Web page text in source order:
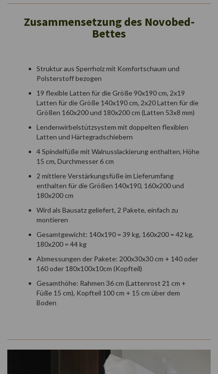
Zusammensetzung des Novobed-
Bettes
Struktur aus Sperrholz mit Komfortschaum und
Polsterstoff bezogen
19 flexible Latten für die Größe 90x190 cm, 2x19
Latten für die Größe 140x190 cm, 2x20 Latten für die
Größen 160x200 und 180x200 cm (Latten 53x8 mm)
Lendenwirbelstützsystem mit doppelten flexiblen
Latten und Härtegradschiebern
4 Spindelfüße mit Walnusslackierung enthalten, Höhe
15 cm, Durchmesser 6 cm
2 mittlere Verstärkungsfüße im Lieferumfang
enthalten für die Größen 140x190, 160x200 und
180x200 cm
Wird als Bausatz geliefert, 2 Pakete, einfach zu
montieren
Gesamtgewicht: 140x190 = 39 kg, 160x200 = 42 kg,
180x200 = 44 kg
Abmessungen der Pakete: 200x30x30 cm + 140 oder
160 oder 180x100x10cm (Kopfteil)
Gesamthöhe: Rahmen 36 cm (Lattenrost 21 cm +
Füße 15 cm), Kopfteil 100 cm + 15 cm über dem
Boden